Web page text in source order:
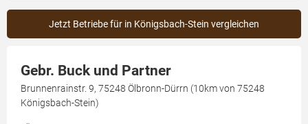
Jetzt Betriebe für in Königsbach-Stein vergleichen
Gebr. Buck und Partner
Brunnenrainstr. 9, 75248 Ölbronn-Dürrn (10km von 75248
Königsbach-Stein)